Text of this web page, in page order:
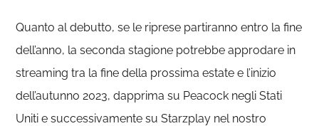
Quanto al debutto, se le riprese partiranno entro la fine
dell’anno, la seconda stagione potrebbe approdare in
streaming tra la fine della prossima estate e l’inizio
dell’autunno 2023, dapprima su Peacock negli Stati
Uniti e successivamente su Starzplay nel nostro